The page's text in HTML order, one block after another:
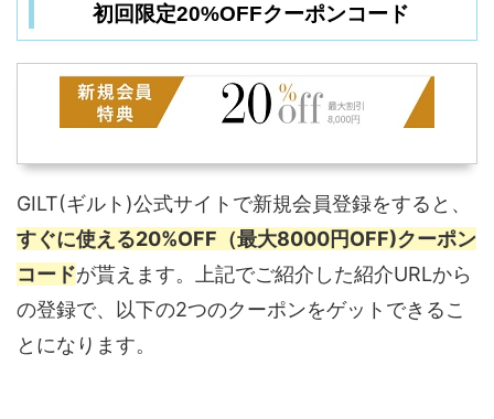
初回限定20%OFFクーポンコード
GILT(ギルト)公式サイトで新規会員登録をすると、
すぐに使える20%OFF（最大8000円OFF)クーポン
コードが貰えます。上記でご紹介した紹介URLから
の登録で、以下の2つのクーポンをゲットできるこ
とになります。